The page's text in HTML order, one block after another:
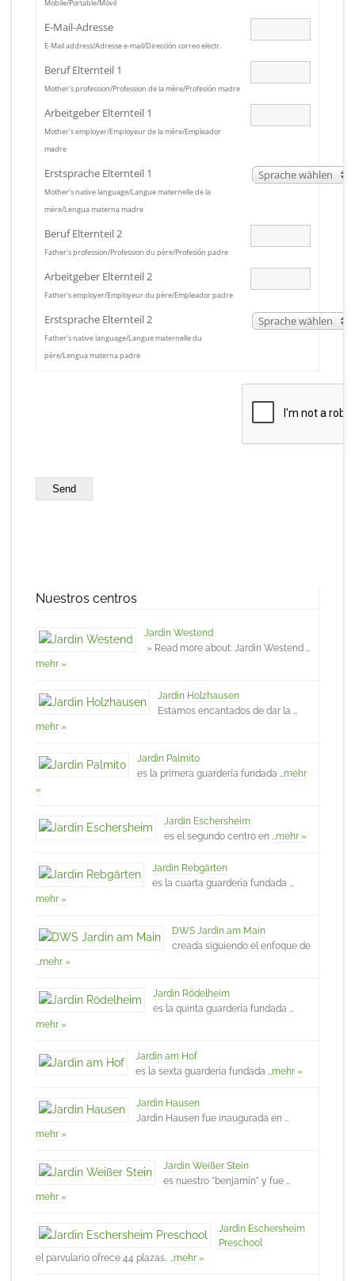
Mobile/Portable/Móvil
E-Mail-Adresse
E-Mail address/Adresse e-mail/Dirección correo electr.
Beruf Elternteil 1
Mother's profession/Profession de la mère/Profesión madre
Arbeitgeber Elternteil 1
Mother’s employer/Employeur de la mère/Empleador
madre
Erstsprache Elternteil 1
Mother’s native language/Langue maternelle de la
mère/Lengua materna madre
Sprache wählen
Beruf Elternteil 2
Father’s profession/Profession du père/Profesión padre
Arbeitgeber Elternteil 2
Father’s employer/Employeur du père/Empleador padre
Erstsprache Elternteil 2
Father’s native language/Langue maternelle du
père/Lengua materna padre
Sprache wählen
Send
Nuestros centros
Jardin Westend
» Read more about: Jardin Westend …
mehr »
Jardin Holzhausen
Estamos encantados de dar la …
mehr »
Jardin Palmito
es la primera guardería fundada …mehr
»
Jardin Eschersheim
es el segundo centro en …mehr »
Jardin Rebgärten
es la cuarta guardería fundada …
mehr »
DWS Jardin am Main
creada siguiendo el enfoque de
…mehr »
Jardin Rödelheim
es la quinta guardería fundada …
mehr »
Jardin am Hof
es la sexta guardería fundada …mehr »
Jardin Hausen
Jardin Hausen fue inaugurada en …
mehr »
Jardin Weißer Stein
es nuestro "benjamín" y fue …
mehr »
Jardin Eschersheim
Preschool
el parvulario ofrece 44 plazas, …mehr »